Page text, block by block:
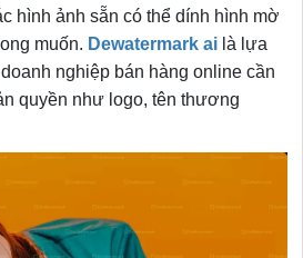
hình ảnh sẵn có thể dính hình mờ
muốn. Dewatermark ai là lựa
nghiệp bán hàng online cần
quyền như logo, tên thương